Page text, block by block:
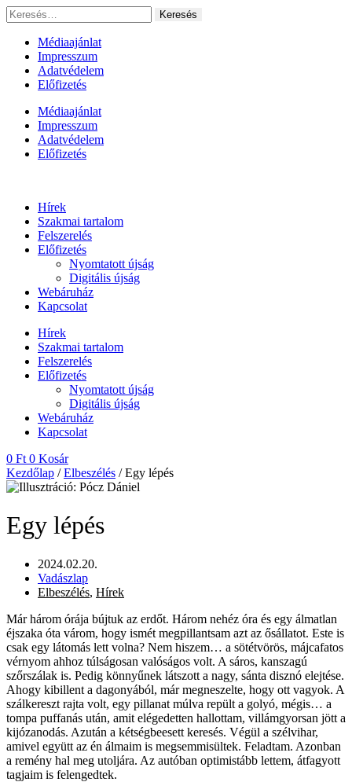
Ugrás
a
tartalomhoz
Keresés:
Médiaajánlat
Impresszum
Adatvédelem
Előfizetés
Médiaajánlat
Impresszum
Adatvédelem
Előfizetés
Hírek
Szakmai tartalom
Felszerelés
Előfizetés
Nyomtatott újság
Digitális újság
Webáruház
Kapcsolat
Hírek
Szakmai tartalom
Felszerelés
Előfizetés
Nyomtatott újság
Digitális újság
Webáruház
Kapcsolat
0 Ft 0 Kosár
Kezdőlap /Elbeszélés / Egy lépés
Egy lépés
2024.02.20.
Vadászlap
Elbeszélés, Hírek
Már három órája bújtuk az erdőt. Három nehéz óra és egy álmatlan
éjszaka óta várom, hogy ismét megpillantsam azt az ősállatot. Este is
csak egy látomás lett volna? Nem hiszem… a sötétvörös, májcafatos
vérnyom ahhoz túlságosan valóságos volt. A sáros, kanszagú
szőrszálak is. Pedig könnyűnek látszott a nagy, sánta disznó elejtése.
Ahogy kibillent a dagonyából, már megneszelte, hogy ott vagyok. A
szálkereszt rajta volt, egy pillanat múlva repült a golyó, mégis… a
tompa puffanás után, amit elégedetten hallottam, villámgyorsan jött a
kijózanodás. Azután a kétségbeesett keresés. Végül a szélvihar,
amivel együtt az én álmaim is megsemmisültek. Feladtam. Azonban
a remény hal meg utoljára. Az autóban optimistább lettem, átfagyott
tagjaim is felengedtek.